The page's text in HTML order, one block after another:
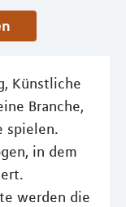
Künstliche
Branche,
spielen.
in dem
werden die